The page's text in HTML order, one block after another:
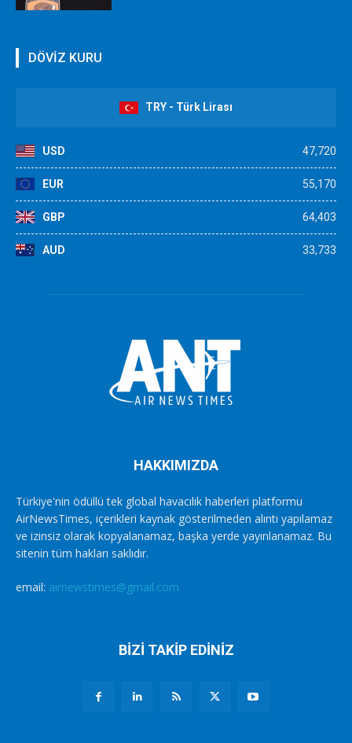
DÖVİZ KURU
TRY - Türk Lirası
USD 47,720
EUR 55,170
GBP 64,403
AUD 33,733
HAKKIMIZDA
Türkiye'nin ödüllü tek global havacılık haberleri platformu
AirNewsTimes, içerikleri kaynak gösterilmeden alıntı yapılamaz
ve izinsiz olarak kopyalanamaz, başka yerde yayınlanamaz. Bu
sitenin tüm hakları saklıdır.
email: airnewstimes@gmail.com
BİZİ TAKİP EDİNİZ